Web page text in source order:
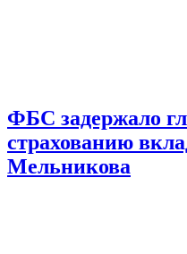
ФБС задержало
страхованию
Мельникова